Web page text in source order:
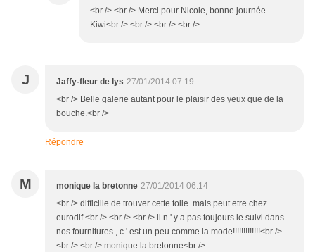
<br /> <br /> Merci pour Nicole, bonne journée
Kiwi<br /> <br /> <br /> <br />
J Jaffy-fleur de lys 27/01/2014 07:19
<br /> Belle galerie autant pour le plaisir des yeux que de la
bouche.<br />
Répondre
M monique la bretonne 27/01/2014 06:14
<br /> difficille de trouver cette toile mais peut etre chez
eurodif.<br /> <br /> <br /> il n ' y a pas toujours le suivi dans
nos fournitures , c ' est un peu comme la mode!!!!!!!!!!!!!<br />
<br /> <br /> monique la bretonne<br />